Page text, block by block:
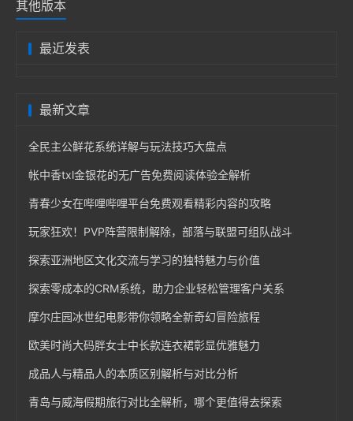
其他版本
最近发表
最新文章
全民主公鲜花系统详解与玩法技巧大盘点
帐中香txl金银花的无广告免费阅读体验全解析
青春少女在哔哩哔哩平台免费观看精彩内容的攻略
玩家狂欢！PVP阵营限制解除，部落与联盟可组队战斗
探索亚洲地区文化交流与学习的独特魅力与价值
探索零成本的CRM系统，助力企业轻松管理客户关系
摩尔庄园冰世纪电影带你领略全新奇幻冒险旅程
欧美时尚大码胖女士中长款连衣裙彰显优雅魅力
成品人与精品人的本质区别解析与对比分析
青岛与威海假期旅行对比全解析，哪个更值得去探索